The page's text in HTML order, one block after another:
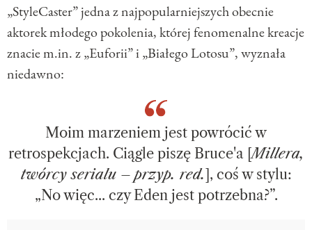
„StyleCaster” jedna z najpopularniejszych obecnie
aktorek młodego pokolenia, której fenomenalne kreacje
znacie m.in. z „Euforii” i „Białego Lotosu”, wyznała
niedawno:
Moim marzeniem jest powrócić w
retrospekcjach. Ciągle piszę Bruce'a [Millera,
twórcy serialu –przyp. red.], coś w stylu:
„No więc... czy Eden jest potrzebna?”.